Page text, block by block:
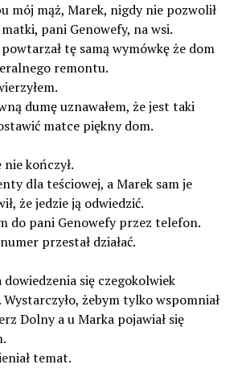
mój mąż, Marek, nigdy nie pozwolił
pani Genowefy, na wsi.
tę samą wymówkę że dom
remontu.
dumę uznawałem, że jest taki
matce piękny dom.
kończył.
dla teściowej, a Marek sam je
że jedzie ją odwiedzić.
do pani Genowefy przez telefon.
przestał działać.
się czegokolwiek
Wystarczyło, żebym tylko wspomniał
Dolny a u Marka pojawiał się
temat.